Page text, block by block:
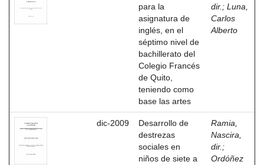
para la
asignatura de
inglés, en el
séptimo nivel de
bachillerato del
Colegio Francés
de Quito,
teniendo como
base las artes
dir. ; Luna,
Carlos
Alberto
dic-2009
Desarrollo de
destrezas
sociales en
niños de siete a
Ramia,
Nascira,
dir. ;
Ordóñez